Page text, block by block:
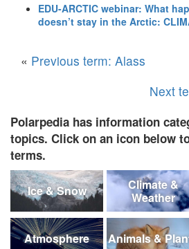
EDU-ARCTIC webinar: What
doesn’t stay in the Arctic:
« Previous term: Alass
Next
Polarpedia has information
topics. Click on an icon below
terms.
Ice & Snow
Climate &
Weather
Atmosphere Animals &